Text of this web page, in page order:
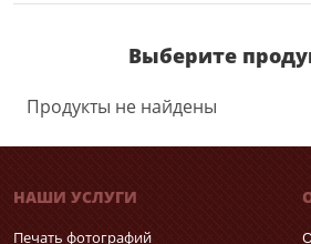
Выберите
Продукты не найдены
НАШИ УСЛУГИ
Печать фотографий